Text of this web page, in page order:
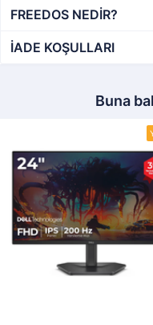
FREEDOS NEDİR?
İADE KOŞULLARI
Buna